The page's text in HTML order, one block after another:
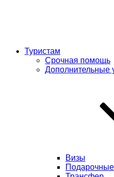
Туристам
Срочная помощь
Дополнительные
Визы